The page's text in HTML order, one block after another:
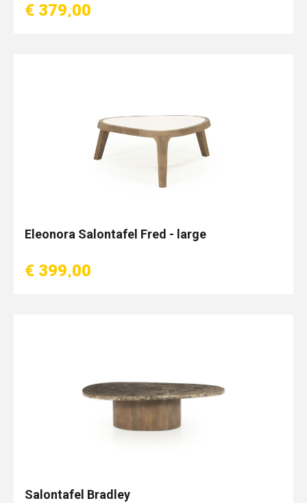
€ 379,00
Eleonora Salontafel Fred - large
€ 399,00
Salontafel Bradley